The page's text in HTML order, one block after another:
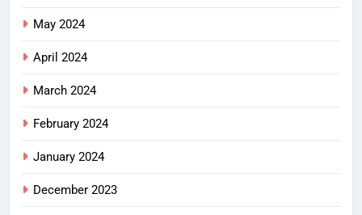
May 2024
April 2024
March 2024
February 2024
January 2024
December 2023